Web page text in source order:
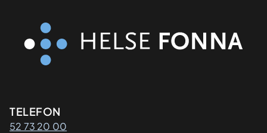
Kontaktinformasjon
TELEFON
52 73 20 00